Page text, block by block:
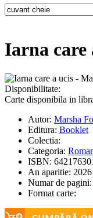
Iarna care
Disponibilitate:
Carte disponibila in
Autor: Marsha
Editura: Booklet
Colectia:
Categoria:
ISBN:
An aparitie: 2026
Numar de pagini:
Format carte: